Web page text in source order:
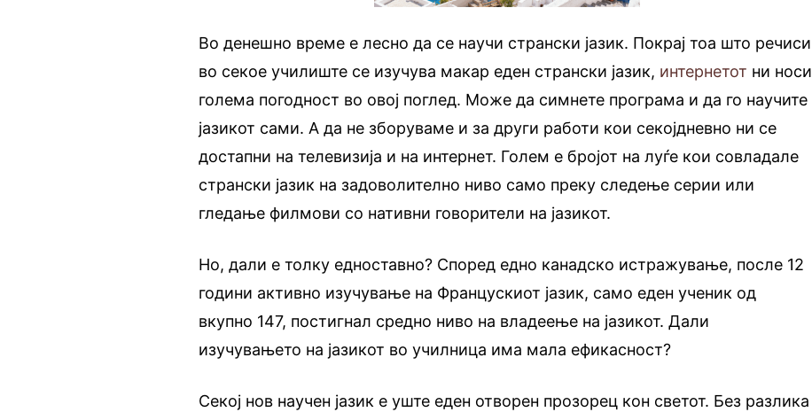
Во денешно време е лесно да се научи странски јазик. Покрај тоа што речиси
во секое училиште се изучува макар еден странски јазик, интернетот ни носи
голема погодност во овој поглед. Може да симнете програма и да го научите
јазикот сами. А да не зборуваме и за други работи кои секојдневно ни се
достапни на телевизија и на интернет. Голем е бројот на луѓе кои совладале
странски јазик на задоволително ниво само преку следење серии или
гледање филмови со нативни говорители на јазикот.
Но, дали е толку едноставно? Според едно канадско истражување, после 12
години активно изучување на Францускиот јазик, само еден ученик од
вкупно 147, постигнал средно ниво на владеење на јазикот. Дали
изучувањето на јазикот во училница има мала ефикасност?
Секој нов научен јазик е уште еден отворен прозорец кон светот. Без разлика